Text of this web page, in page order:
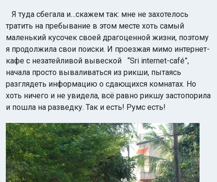
Я туда сбегала и…скажем так: мне не захотелось
тратить на пребывание в этом месте хоть самый
маленький кусочек своей драгоценной жизни, поэтому
я продолжила свои поиски. И проезжая мимо интернет-
кафе с незатейливой вывеской “Sri internet-café”,
начала просто вываливаться из рикши, пытаясь
разглядеть информацию о сдающихся комнатах. Но
хоть ничего и не увидела, всё равно рикшу застопорила
и пошла на разведку. Так и есть! Румс есть!